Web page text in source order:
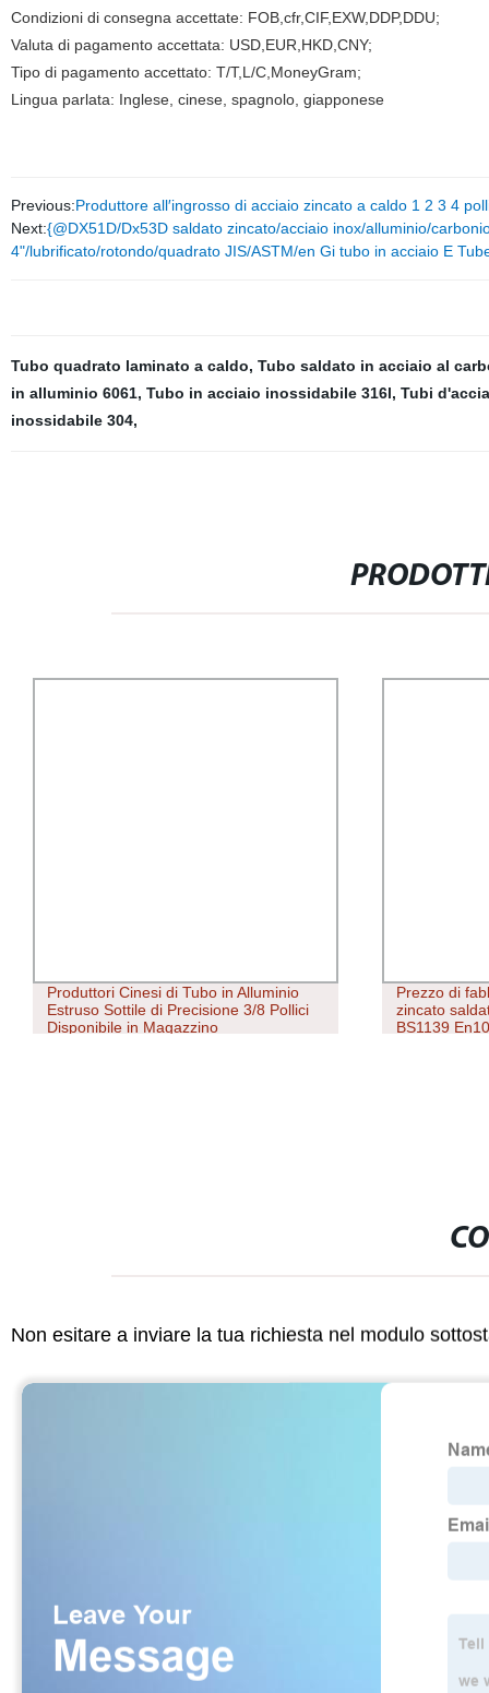
Condizioni di consegna accettate: FOB,cfr,CIF,EXW,DDP,DDU;
Valuta di pagamento accettata: USD,EUR,HKD,CNY;
Tipo di pagamento accettato: T/T,L/C,MoneyGram;
Lingua parlata: Inglese, cinese, spagnolo, giapponese
Previous:Produttore all′ingrosso di acciaio zincato a caldo 1 2 3 4
Next:{@DX51D/Dx53D saldato zincato/acciaio inox/alluminio/
4"/lubrificato/rotondo/quadrato JIS/ASTM/en Gi tubo in acciaio E
Tubo quadrato laminato a caldo, Tubo saldato in acciaio al
in alluminio 6061, Tubo in acciaio inossidabile 316l, Tubi
inossidabile 304,
Produttori Cinesi di Tubo in Alluminio
Estruso Sottile di Precisione 3/8 Pollici
Disponibile in Magazzino
Prezzo di
zincato
BS1139
Non esitare a inviare la tua richiesta nel modulo